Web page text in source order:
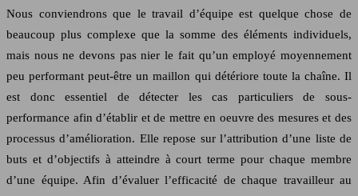
Nous conviendrons que le travail d’équipe est quelque chose de
beaucoup plus complexe que la somme des éléments individuels,
mais nous ne devons pas nier le fait qu’un employé moyennement
peu performant peut-être un maillon qui détériore toute la chaîne. Il
est donc essentiel de détecter les cas particuliers de sous-
performance afin d’établir et de mettre en oeuvre des mesures et des
processus d’amélioration. Elle repose sur l’attribution d’une liste de
buts et d’objectifs à atteindre à court terme pour chaque membre
d’une équipe. Afin d’évaluer l’efficacité de chaque travailleur au